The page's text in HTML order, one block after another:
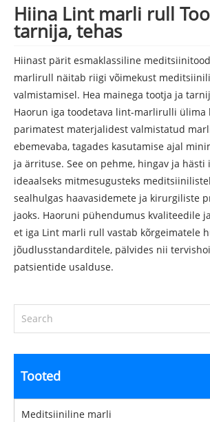
Hiina Lint marli rull
tarnija, tehas
Hiinast pärit esmaklassiline
marlirull näitab riigi võimekust
valmistamisel. Hea mainega tootja ja
Haorun iga toodetava lint-marlirulli ülima
parimatest materjalidest valmistatud
ebemevaba, tagades kasutamise ajal
ja ärrituse. See on pehme, hingav ja hästi
ideaalseks mitmesugusteks
sealhulgas haavasidemete ja kirurgiliste
jaoks. Haoruni pühendumus kvaliteedile
et iga Lint marli rull vastab kõrgeimatele
jõudlusstandarditele, pälvides nii
patsientide usalduse.
Tooted
Meditsiiniline marli